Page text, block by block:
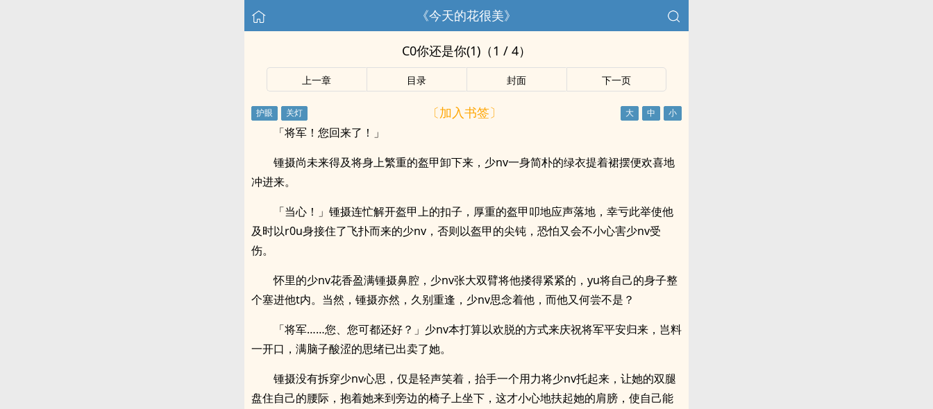
《今天的花很美》
C0你还是你(1)（1 / 4）
上一章 目录 封面 下一页
〔加入书签〕
「将军！您回来了！」
锺摄尚未来得及将身上繁重的盔甲卸下来，少nv一身简朴的绿衣提着裙摆便欢喜地
冲进来。
「当心！」锺摄连忙解开盔甲上的扣子，厚重的盔甲叩地应声落地，幸亏此举使他
及时以r0u身接住了飞扑而来的少nv，否则以盔甲的尖钝，恐怕又会不小心害少nv受
伤。
怀里的少nv花香盈满锺摄鼻腔，少nv张大双臂将他搂得紧紧的，yu将自己的身子整
个塞进他t内。当然，锺摄亦然，久别重逢，少nv思念着他，而他又何尝不是？
「将军……您、您可都还好？」少nv本打算以欢脱的方式来庆祝将军平安归来，岂料
一开口，满脑子酸涩的思绪已出卖了她。
锺摄没有拆穿少nv心思，仅是轻声笑着，抬手一个用力将少nv托起来，让她的双腿
盘住自己的腰际，抱着她来到旁边的椅子上坐下，这才小心地扶起她的肩膀，使自己能